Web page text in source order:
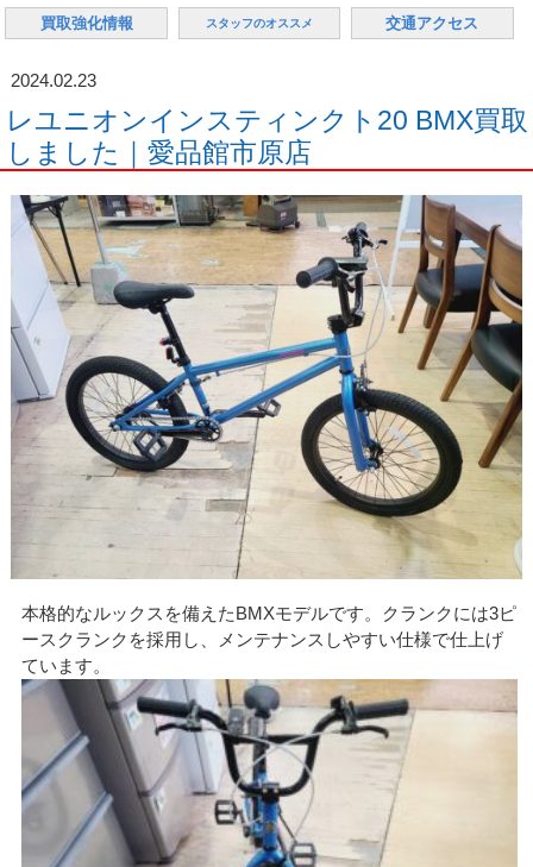
買取強化情報 スタッフのオススメ 交通アクセス
2024.02.23
レユニオンインスティンクト20 BMX買取
しました｜愛品館市原店
本格的なルックスを備えたBMXモデルです。クランクには3ピ
ースクランクを採用し、メンテナンスしやすい仕様で仕上げ
ています。